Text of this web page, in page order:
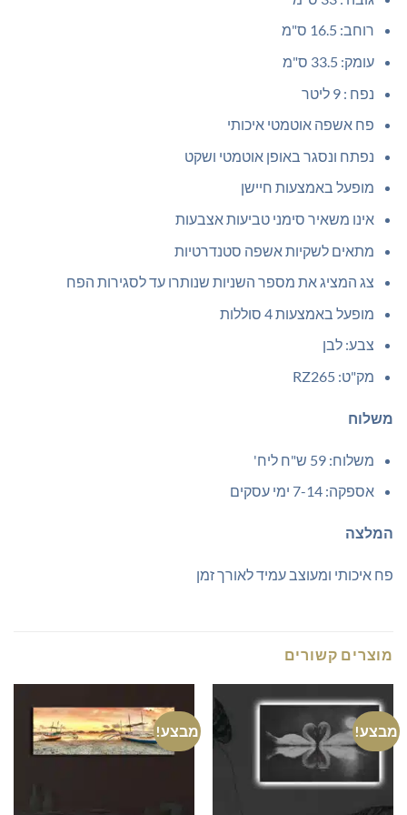
רוחב: 16.5 ס"מ
עומק: 33.5 ס"מ
נפח : 9 ליטר
פח אשפה אוטמטי איכותי
נפתח ונסגר באופן אוטמטי ושקט
מופעל באמצעות חיישן
אינו משאיר סימני טביעות אצבעות
מתאים לשקיות אשפה סטנדרטיות
צג המציג את מספר השניות שנותרו עד לסגירות הפח
מופעל באמצעות 4 סוללות
צבע: לבן
מק"ט: RZ265
משלוח
משלוח: 59 ש"ח ליח'
אספקה: 7-14 ימי עסקים
המלצה
פח איכותי ומעוצב עמיד לאורך זמן
מוצרים קשורים
מבצע! מבצע!